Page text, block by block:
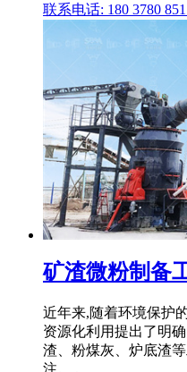
联系电话: 180 3780
矿渣微粉制备
近年来,随着环境保护
资源化利用提出了明
渣、粉煤灰、炉底渣
注。 .